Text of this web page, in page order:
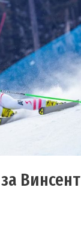
Винсент